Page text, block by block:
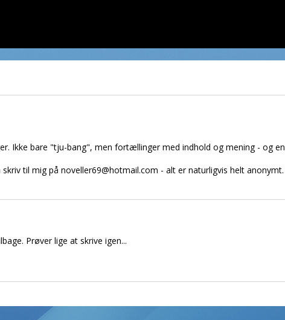
Ikke bare "tju-bang", men fortællinger med indhold og mening - og en
til mig på noveller69@hotmail.com - alt er naturligvis helt anonymt.
Prøver lige at skrive igen...